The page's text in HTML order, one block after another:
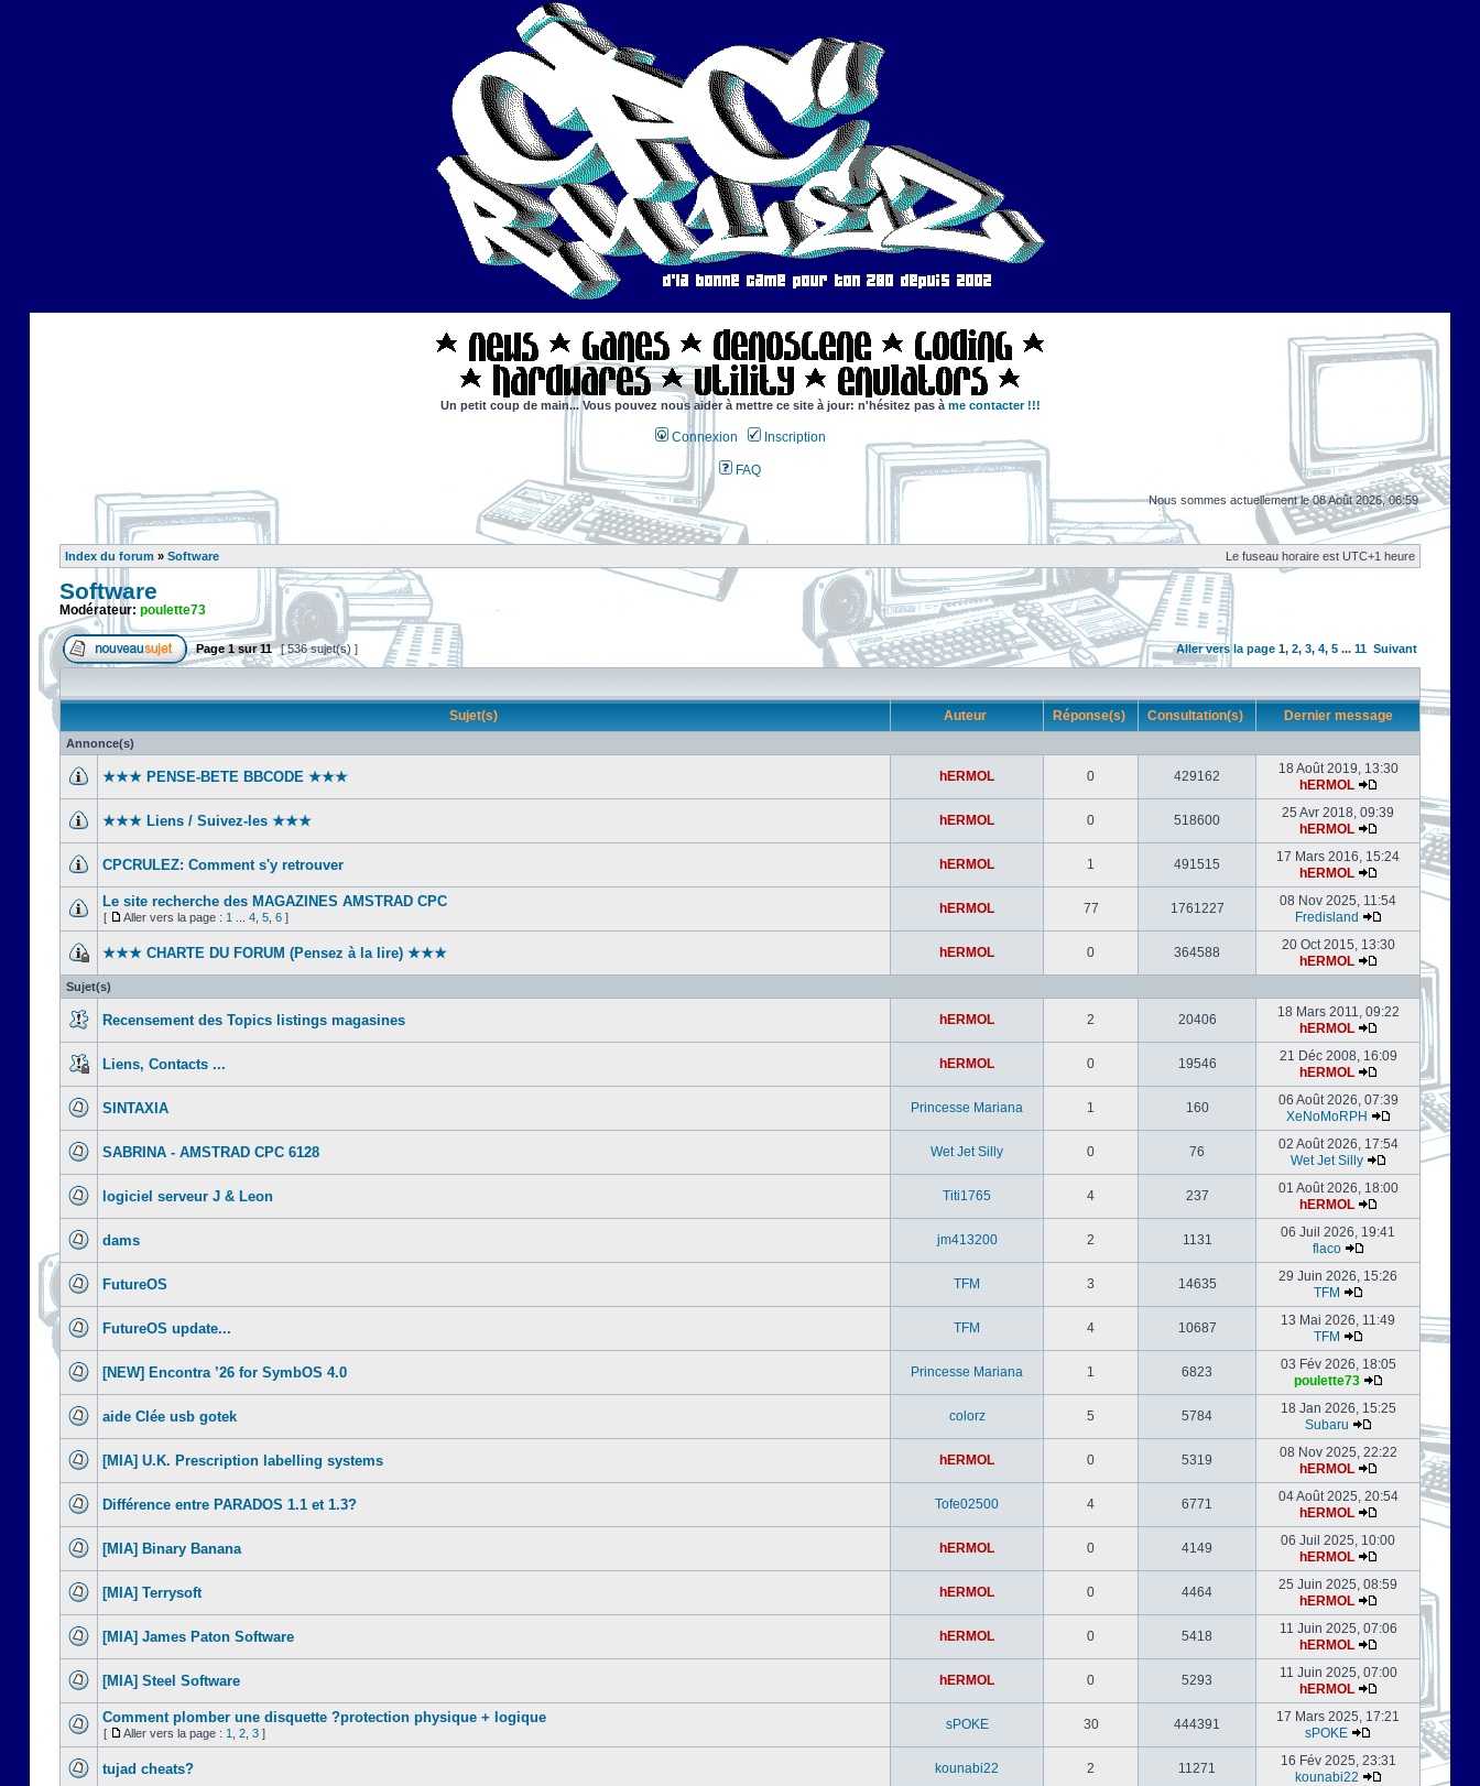
Un petit coup de main... Vous pouvez nous aider à mettre ce site à jour: n'hésitez pas à me contacter !!!
Connexion Inscription
FAQ
Nous sommes actuellement le 08 Août 2026, 06:59
Index du forum » Software Le fuseau horaire est UTC+1 heure
Software
Modérateur: poulette73
Page1sur11 [ 536 sujet(s) ] Aller vers la page 1, 2, 3, 4, 5 ... 11 Suivant
Sujet(s) Auteur Réponse(s) Consultation(s) Dernier message
Annonce(s)
★★★ PENSE-BETE BBCODE ★★★ hERMOL 0 429162
18 Août 2019, 13:30
hERMOL
★★★ Liens / Suivez-les ★★★ hERMOL 0 518600
25 Avr 2018, 09:39
hERMOL
CPCRULEZ: Comment s'y retrouver‎ hERMOL 1 491515
17 Mars 2016, 15:24
hERMOL
Le site recherche des MAGAZINES AMSTRAD CPC
[ Aller vers la page : 1 4 5 6 ]
hERMOL 77 1761227
08 Nov 2025, 11:54
Fredisland
★★★ CHARTE DU FORUM (Pensez à la lire) ★★★ hERMOL 0 364588
20 Oct 2015, 13:30
hERMOL
Sujet(s)
Recensement des Topics listings magasines hERMOL 2 20406
18 Mars 2011, 09:22
hERMOL
Liens, Contacts ... hERMOL 0 19546
21 Déc 2008, 16:09
hERMOL
SINTAXIA Princesse Mariana 1 160
06 Août 2026, 07:39
XeNoMoRPH
SABRINA - AMSTRAD CPC 6128 Wet Jet Silly 0 76
02 Août 2026, 17:54
Wet Jet Silly
logiciel serveur J & Leon Titi1765 4 237
01 Août 2026, 18:00
hERMOL
dams jm413200 2 1131
06 Juil 2026, 19:41
flaco
FutureOS TFM 3 14635
29 Juin 2026, 15:26
TFM
FutureOS update... TFM 4 10687
13 Mai 2026, 11:49
TFM
[NEW] Encontra ’26 for SymbOS 4.0 Princesse Mariana 1 6823
03 Fév 2026, 18:05
poulette73
aide Clée usb gotek colorz 5 5784
18 Jan 2026, 15:25
Subaru
[MIA] U.K. Prescription labelling systems hERMOL 0 5319
08 Nov 2025, 22:22
hERMOL
Différence entre PARADOS 1.1 et 1.3? Tofe02500 4 6771
04 Août 2025, 20:54
hERMOL
[MIA] Binary Banana hERMOL 0 4149
06 Juil 2025, 10:00
hERMOL
[MIA] Terrysoft hERMOL 0 4464
25 Juin 2025, 08:59
hERMOL
[MIA] James Paton Software hERMOL 0 5418
11 Juin 2025, 07:06
hERMOL
[MIA] Steel Software hERMOL 0 5293
11 Juin 2025, 07:00
hERMOL
Comment plomber une disquette ?protection physique + logique
[ Aller vers la page : 1 2 3 ]
sPOKE 30 444391
17 Mars 2025, 17:21
sPOKE
tujad cheats? kounabi22 2 11271
16 Fév 2025, 23:31
kounabi22